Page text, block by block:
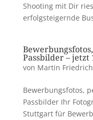
Shooting mit Dir
erfolgsteigernde
Passbilder – jetzt
von Martin Friedrich
Bewerbungsfotos,
Passbilder Ihr
Stuttgart für